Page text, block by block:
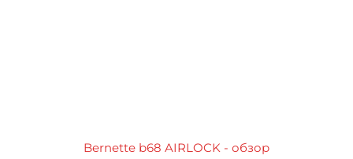
Bernette b68 AIRLOCK - обзор